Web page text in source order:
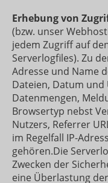
Erhebung von
(bzw. unser
jedem Zugriff auf
Serverlogfiles). Zu
Adresse und Name
Dateien, Datum
Datenmengen,
Browsertyp nebst
Nutzers, Referrer
im Regelfall IP-
gehören.Die
Zwecken der
eine Überlastung